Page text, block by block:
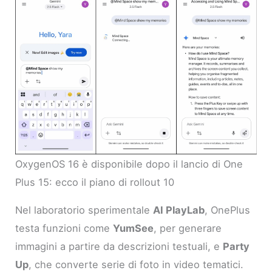
OxygenOS 16 è disponibile dopo il lancio di One
Plus 15: ecco il piano di rollout 10
Nel laboratorio sperimentaleAI PlayLab, OnePlus
testa funzioni comeYumSee, per generare
immagini a partire da descrizioni testuali, e Party
Up, che converte serie di foto in video tematici.